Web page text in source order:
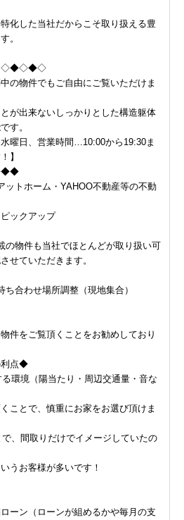
化した当社だからこそ取り扱える豊
。
◇◆◇◆◇
の物件でもご自由にご覧いただけま
が出来ないしっかりとした構造躯体
す。
曜日、営業時間…10:00から19:30ま
】
ットホーム・YAHOO不動産等の不動
クアップ
の物件も当社でほとんどが取り扱い可
せていただきます。
ち合わせ場所調整（現地集合）
件をご覧頂くことをお勧めしており
利点◆
環境（陽当たり・周辺交通量・音な
ことで、慎重にお家をお選び頂けま
、間取りだけでイメージしていたの
うお客様が多いです！
ーン（ローンが組めるかや毎月の支